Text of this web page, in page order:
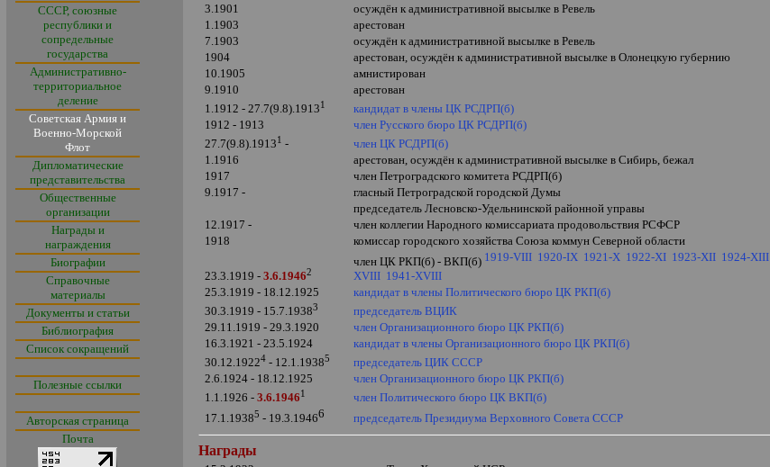
СССР, союзные
республики и
сопредельные
государства
Административно-
территориальное
деление
Советская Армия и
Военно-Морской
Флот
Дипломатические
представительства
Общественные
организации
Награды и
награждения
Биографии
Справочные
материалы
Документы и статьи
Библиография
Список сокращений
Полезные ссылки
Авторская страница
Почта
3.1901
осуждён к административной высылке в Ревель
1.1903
арестован
7.1903
осуждён к административной высылке в Ревель
1904
арестован, осуждён к административной высылке в Олонецкую губернию
10.1905
амнистирован
9.1910
арестован
1.1912 - 27.7(9.8).19131
кандидат в члены ЦК РСДРП(б)
1912 - 1913
член Русского бюро ЦК РСДРП(б)
27.7(9.8).19131 -
член ЦК РСДРП(б)
1.1916
арестован, осуждён к административной высылке в Сибирь, бежал
1917
член Петроградского комитета РСДРП(б)
9.1917 -
гласный Петроградской городской Думы
председатель Лесновско-Удельнинской районной управы
12.1917 -
член коллегии Народного комиссариата продовольствия РСФСР
1918
комиссар городского хозяйства Союза коммун Северной области
23.3.1919 - 3.6.19462
член ЦК РКП(б) - ВКП(б) 1919-VIII 1920-IX 1921-X 1922-XI 1923-XII 1924-XIII
XVIII 1941-XVIII
25.3.1919 - 18.12.1925
кандидат в члены Политического бюро ЦК РКП(б)
30.3.1919 - 15.7.19383
председатель ВЦИК
29.11.1919 - 29.3.1920
член Организационного бюро ЦК РКП(б)
16.3.1921 - 23.5.1924
кандидат в члены Организационного бюро ЦК РКП(б)
30.12.19224 - 12.1.19385
председатель ЦИК СССР
2.6.1924 - 18.12.1925
член Организационного бюро ЦК РКП(б)
1.1.1926 - 3.6.19461
член Политического бюро ЦК ВКП(б)
17.1.19385 - 19.3.19466 председатель Президиума Верховного Совета СССР
Награды